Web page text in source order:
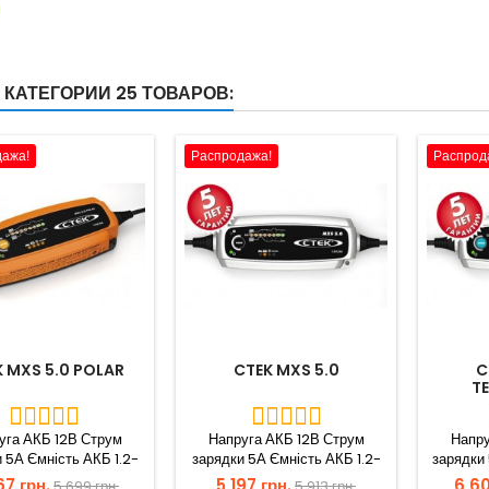
25 ТОВАРОВ:
MXS 5.0 POLAR
АКБ 12В Струм
5А Ємність АКБ 1.2-
до 160Ah в режимі...
Распродажа!
CTEK MXS 5.0
Напруга АКБ 12В Струм
зарядки 5А Ємність АКБ 1.2-
110Аh, до 160Ah в режимі...